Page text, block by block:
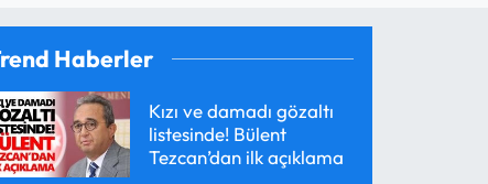
Haberler
Kızı ve damadı gözaltı
listesinde! Bülent
Tezcan’dan ilk açıklama